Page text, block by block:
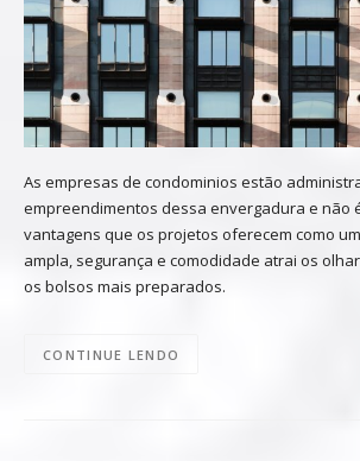
As empresas de condominios estão
empreendimentos dessa envergadura e não
vantagens que os projetos oferecem como
ampla, segurança e comodidade atrai os
os bolsos mais preparados.
CONTINUE LENDO